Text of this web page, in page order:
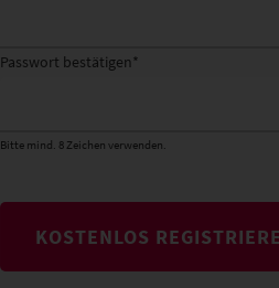
Passwort bestätigen*
Bitte mind. 8 Zeichen verwenden.
KOSTENLOS